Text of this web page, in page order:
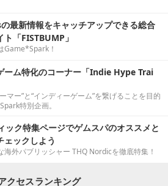
最新情報をキャッチアップできる総合
「FISTBUMP」
Game*Spark！
ーム特化のコーナー「Indie Hype Trai
マー”と“インディーゲーム”を繋げることを目的
特別企画。
ック特集ページでゲムスパのオススメと
ェックしよう
海外パブリッシャー THQ Nordicを徹底特集！
クセスランキング